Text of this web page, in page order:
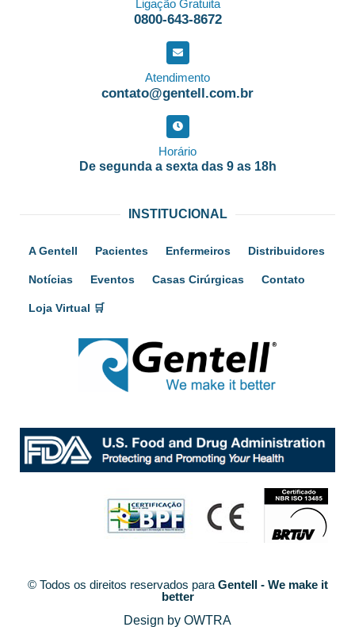
Ligação Gratuita
0800-643-8672
Atendimento
contato@gentell.com.br
Horário
De segunda a sexta das 9 as 18h
INSTITUCIONAL
A Gentell Pacientes Enfermeiros Distribuidores
Notícias Eventos Casas Cirúrgicas Contato
Loja Virtual 🛒
© Todos os direitos reservados para Gentell - We make it
better
Design by OWTRA